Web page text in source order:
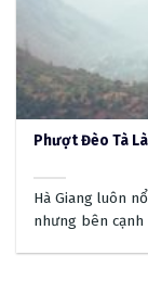
Phượt Đèo Tà
Hà Giang luôn
nhưng bên cạnh